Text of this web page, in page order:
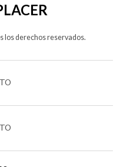
los derechos reservados.